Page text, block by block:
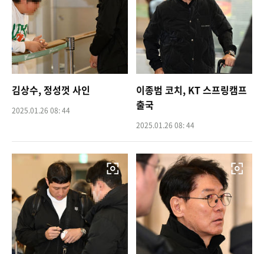
김상수, 정성껏 사인
2025.01.26 08: 44
이종범 코치, KT 스프링캠프
출국
2025.01.26 08: 44